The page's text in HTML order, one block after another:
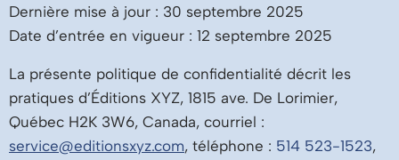
Dernière mise à jour : 30 septembre 2025
Date d’entrée en vigueur : 12 septembre 2025
La présente politique de confidentialité décrit les
pratiques d’Éditions XYZ, 1815 ave. De Lorimier,
Québec H2K 3W6, Canada, courriel :
service@editionsxyz.com, téléphone : 514 523-1523,